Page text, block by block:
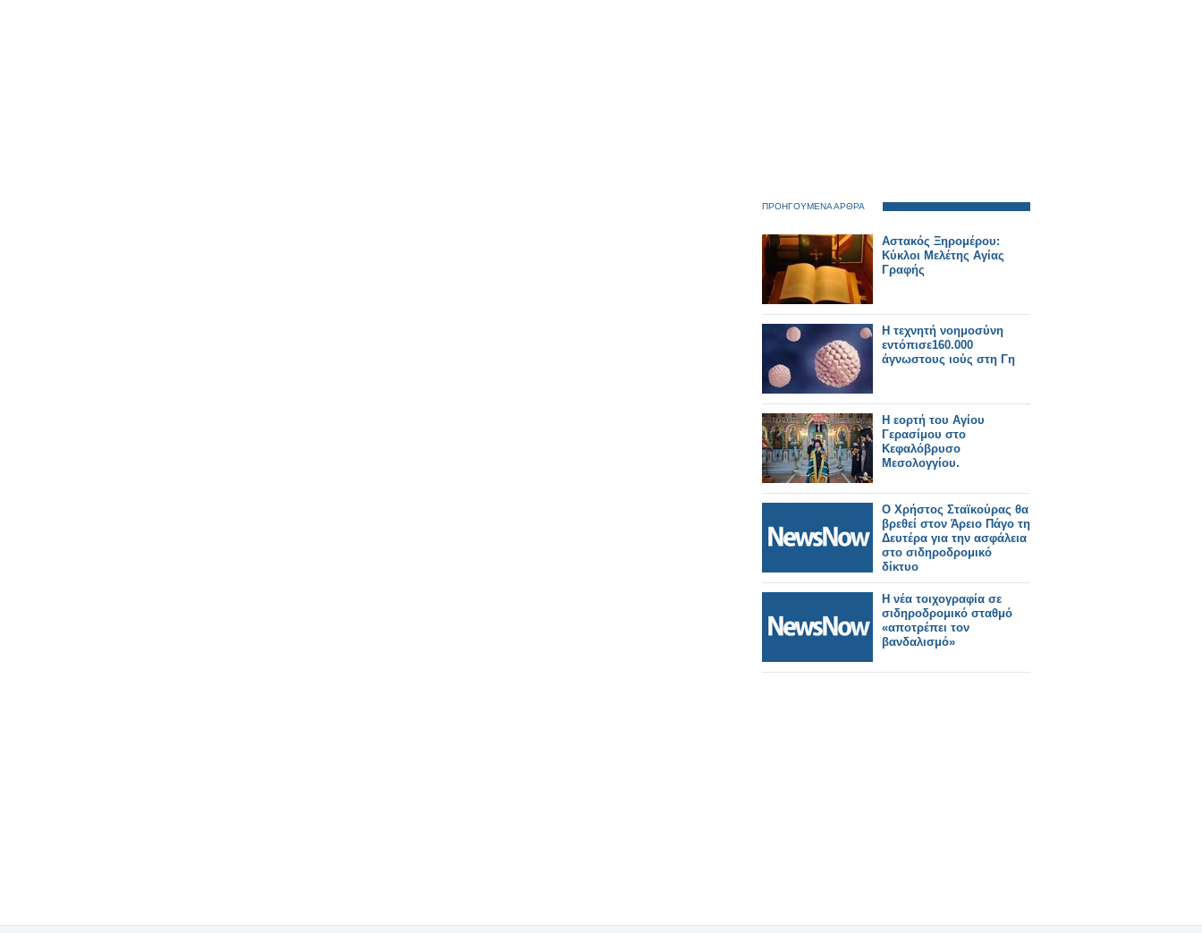
ΠΡΟΗΓΟΥΜΕΝΑ ΑΡΘΡΑ
Αστακός Ξηρομέρου:
Κύκλοι Μελέτης Αγίας
Γραφής
Η τεχνητή νοημοσύνη
εντόπισε160.000
άγνωστους ιούς στη Γη
Η εορτή του Αγίου
Γερασίμου στο
Κεφαλόβρυσο
Μεσολογγίου.
Ο Χρήστος Σταϊκούρας θα
βρεθεί στον Άρειο Πάγο τη
Δευτέρα για την ασφάλεια
στο σιδηροδρομικό
δίκτυο
Η νέα τοιχογραφία σε
σιδηροδρομικό σταθμό
«αποτρέπει τον
βανδαλισμό»